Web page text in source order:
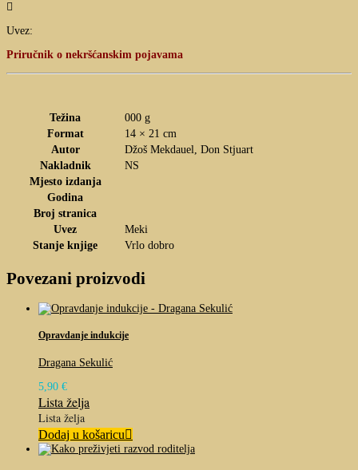

Uvez:
Priručnik o nekršćanskim pojavama
Težina
000 g
Format
14 × 21 cm
Autor
Džoš Mekdauel, Don Stjuart
Nakladnik
NS
Mjesto izdanja
Godina
Broj stranica
Uvez
Meki
Stanje knjige
Vrlo dobro
Povezani proizvodi
Opravdanje indukcije
Dragana Sekulić
5,90 €
Lista želja
Lista želja
Dodaj u košaricu